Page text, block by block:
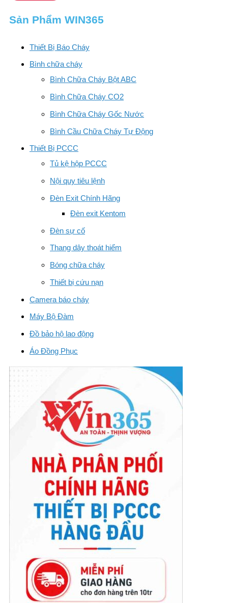
Sản Phẩm WIN365
Thiết Bị Báo Cháy
Bình chữa cháy
Bình Chữa Cháy Bột ABC
Bình Chữa Cháy CO2
Bình Chữa Cháy Gốc Nước
Bình Cầu Chữa Cháy Tự Động
Thiết Bị PCCC
Tủ kệ hộp PCCC
Nội quy tiêu lệnh
Đèn Exit Chính Hãng
Đèn exit Kentom
Đèn sự cố
Thang dây thoát hiểm
Bóng chữa cháy
Thiết bị cứu nạn
Camera báo cháy
Máy Bộ Đàm
Đồ bảo hộ lao động
Áo Đồng Phục